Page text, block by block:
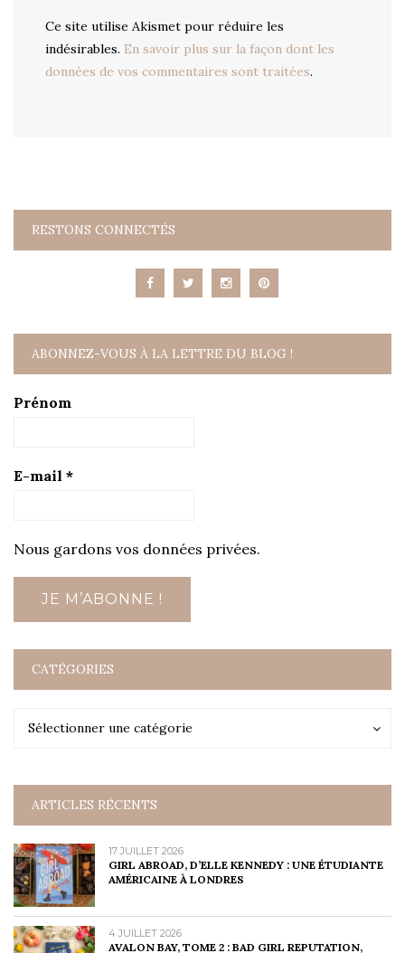
Ce site utilise Akismet pour réduire les
indésirables. En savoir plus sur la façon dont les
données de vos commentaires sont traitées.
RESTONS CONNECTÉS
ABONNEZ-VOUS À LA LETTRE DU BLOG !
Prénom
E-mail *
Nous gardons vos données privées.
CATÉGORIES
Sélectionner une catégorie
Catégories
ARTICLES RÉCENTS
17 JUILLET 2026
GIRL ABROAD, D’ELLE KENNEDY : UNE ÉTUDIANTE
AMÉRICAINE À LONDRES
4 JUILLET 2026
AVALON BAY, TOME 2 : BAD GIRL REPUTATION,